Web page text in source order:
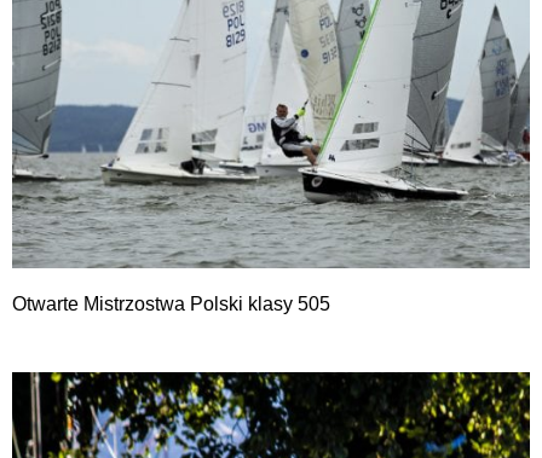
Otwarte Mistrzostwa Polski klasy 505